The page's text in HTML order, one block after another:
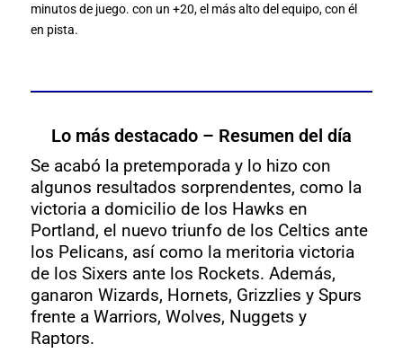
minutos de juego. con un +20, el más alto del equipo, con él
en pista.
Lo más destacado – Resumen del día
Se acabó la pretemporada y lo hizo con
algunos resultados sorprendentes, como la
victoria a domicilio de los Hawks en
Portland, el nuevo triunfo de los Celtics ante
los Pelicans, así como la meritoria victoria
de los Sixers ante los Rockets. Además,
ganaron Wizards, Hornets, Grizzlies y Spurs
frente a Warriors, Wolves, Nuggets y
Raptors.